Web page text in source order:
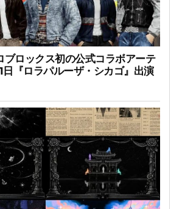
ブロックス初の公式コラボアーテ
『ロラパルーザ・シカゴ』出演